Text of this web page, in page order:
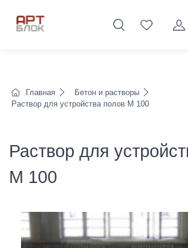
Главная
Бетон и растворы
Раствор для устройства полов М 100
Раствор для
М 100